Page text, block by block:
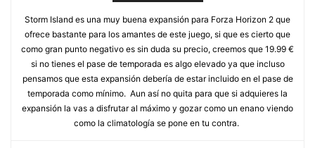
Storm Island es una muy buena expansión para Forza Horizon 2 que
ofrece bastante para los amantes de este juego, si que es cierto que
como gran punto negativo es sin duda su precio, creemos que 19.99 €
si no tienes el pase de temporada es algo elevado ya que incluso
pensamos que esta expansión debería de estar incluido en el pase de
temporada como mínimo. Aun así no quita para que si adquieres la
expansión la vas a disfrutar al máximo y gozar como un enano viendo
como la climatología se pone en tu contra.